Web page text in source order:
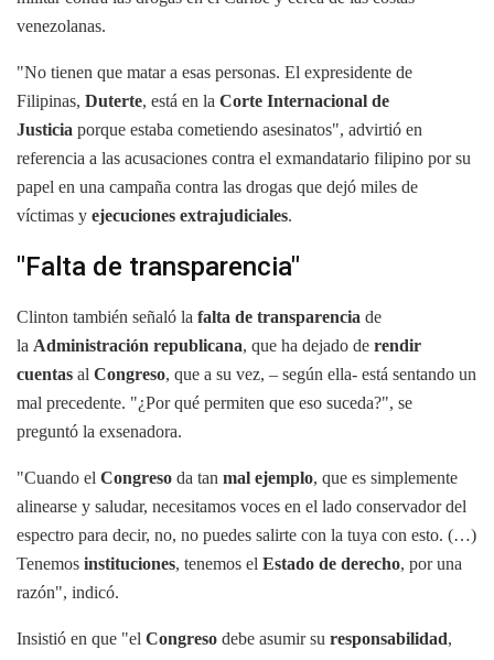
venezolanas.
"No tienen que matar a esas personas. El expresidente de
Filipinas, Duterte, está en la Corte Internacional de
Justicia porque estaba cometiendo asesinatos", advirtió en
referencia a las acusaciones contra el exmandatario filipino por su
papel en una campaña contra las drogas que dejó miles de
víctimas y ejecuciones extrajudiciales.
"Falta de transparencia"
Clinton también señaló la falta de transparencia de
la Administración republicana, que ha dejado de rendir
cuentas al Congreso, que a su vez, – según ella- está sentando un
mal precedente. "¿Por qué permiten que eso suceda?", se
preguntó la exsenadora.
"Cuando el Congreso da tan mal ejemplo, que es simplemente
alinearse y saludar, necesitamos voces en el lado conservador del
espectro para decir, no, no puedes salirte con la tuya con esto. (…)
Tenemos instituciones, tenemos el Estado de derecho, por una
razón", indicó.
Insistió en que "el Congreso debe asumir su responsabilidad,